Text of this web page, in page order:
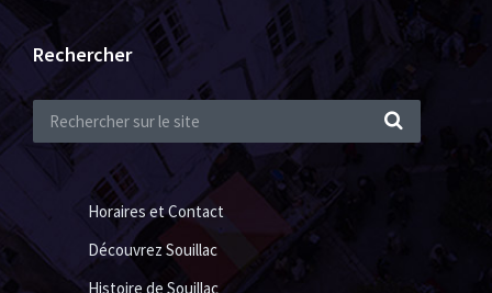
Rechercher
Horaires et Contact
Découvrez Souillac
Histoire de Souillac